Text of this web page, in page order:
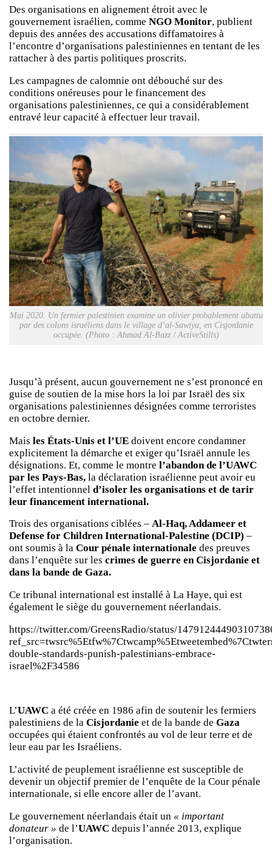
Des organisations en alignement étroit avec le
gouvernement israélien, comme NGO Monitor, publient
depuis des années des accusations diffamatoires à
l’encontre d’organisations palestiniennes en tentant de les
rattacher à des partis politiques proscrits.
Les campagnes de calomnie ont débouché sur des
conditions onéreuses pour le financement des
organisations palestiniennes, ce qui a considérablement
entravé leur capacité à effectuer leur travail.
Mai 2020. Un fermier palestinien examine un olivier probablement abattu
par des colons israéliens dans le village d’al-Sawiya, en Cisjordanie
occupée. (Photo : Ahmad Al-Bazz / ActiveStills)
Jusqu’à présent, aucun gouvernement ne s’est prononcé en
guise de soutien de la mise hors la loi par Israël des six
organisations palestiniennes désignées comme terroristes
en octobre dernier.
Mais les États-Unis et l’UE doivent encore condamner
explicitement la démarche et exiger qu’Israël annule les
désignations. Et, comme le montre l’abandon de l’UAWC
par les Pays-Bas, la déclaration israélienne peut avoir eu
l’effet intentionnel d’isoler les organisations et de tarir
leur financement international.
Trois des organisations ciblées – Al-Haq, Addameer et
Defense for Children International-Palestine (DCIP) –
ont soumis à la Cour pénale internationale des preuves
dans l’enquête sur les crimes de guerre en Cisjordanie et
dans la bande de Gaza.
Ce tribunal international est installé à La Haye, qui est
également le siège du gouvernement néerlandais.
https://twitter.com/GreensRadio/status/
double-standards-punish-palestinians-embrace-
israel%2F34586
L’UAWC a été créée en 1986 afin de soutenir les fermiers
palestiniens de la Cisjordanie et de la bande de Gaza
occupées qui étaient confrontés au vol de leur terre et de
leur eau par les Israéliens.
L’activité de peuplement israélienne est susceptible de
devenir un objectif premier de l’enquête de la Cour pénale
internationale, si elle encore aller de l’avant.
Le gouvernement néerlandais était un « important
donateur » de l’UAWC depuis l’année 2013, explique
l’organisation.